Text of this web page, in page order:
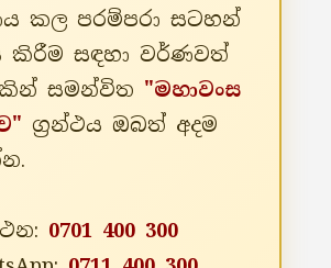
කල පරම්පරා සටහන්
කිරීම සඳහා වර්ණවත්
සමන්විත "මහාවංස
ග්‍රන්ථය ඔබත් අදම
0701 400 300